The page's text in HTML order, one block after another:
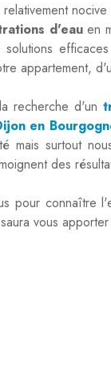
relativement
d'eauen
appartement,
recherche d'un
en
mais surtout
des
pour connaître
vous